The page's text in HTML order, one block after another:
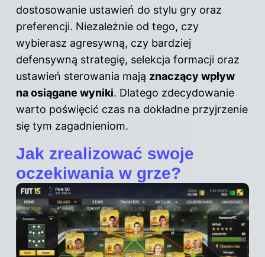
dostosowanie ustawień do stylu gry oraz
preferencji. Niezależnie od tego, czy
wybierasz agresywną, czy bardziej
defensywną strategię, selekcja formacji oraz
ustawień sterowania mają znaczący wpływ
na osiągane wyniki. Dlatego zdecydowanie
warto poświęcić czas na dokładne przyjrzenie
się tym zagadnieniom.
Jak zrealizować swoje
oczekiwania w grze?